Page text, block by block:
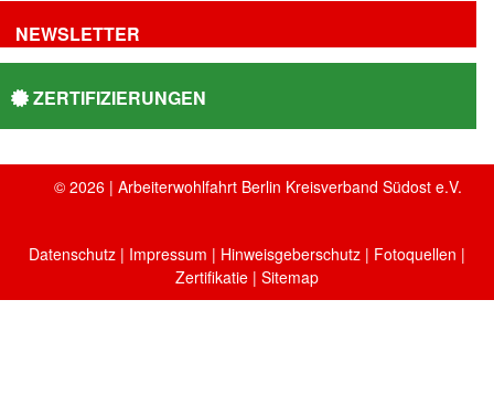
NEWSLETTER
ZERTIFIZIERUNGEN
© 2026 | Arbeiterwohlfahrt Berlin Kreisverband Südost e.V.
Datenschutz | Impressum | Hinweisgeberschutz | Fotoquellen |
Zertifikatie | Sitemap